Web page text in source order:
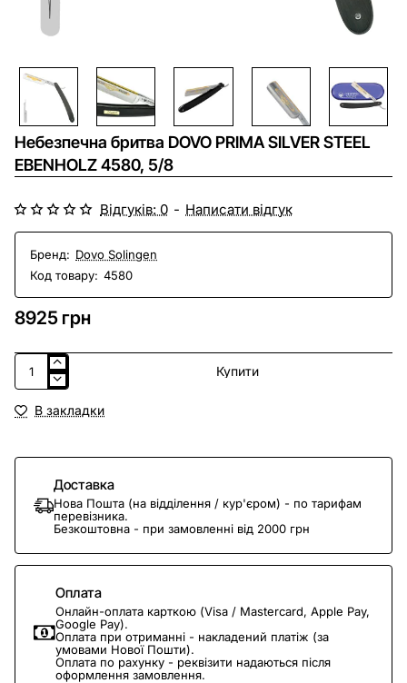
Небезпечна бритва DOVO PRIMA SILVER STEEL
EBENHOLZ 4580, 5/8
Бренд: Dovo Solingen
Код товару: 4580
Відгуків: 0 - Написати відгук
8925 грн
Купити
В закладки
Доставка
Нова Пошта (на відділення / кур'єром) - по тарифам
перевізника.
Безкоштовна - при замовленні від 2000 грн
Оплата
Онлайн-оплата карткою (Visa / Mastercard, Apple Pay,
Google Pay).
Оплата при отриманні - накладений платіж (за
умовами Нової Пошти).
Оплата по рахунку - реквізити надаються після
оформлення замовлення.